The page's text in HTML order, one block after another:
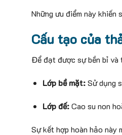
Những ưu điểm này
Cấu tạo của
Để đạt được sự bền bỉ và
Lớp bề mặt:Sử dụng
Lớp đế:Cao su non
Sự kết hợp hoàn hảo này